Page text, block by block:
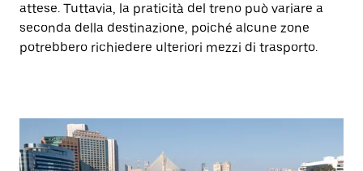
attese. Tuttavia, la praticità del treno può variare a
seconda della destinazione, poiché alcune zone
potrebbero richiedere ulteriori mezzi di trasporto.